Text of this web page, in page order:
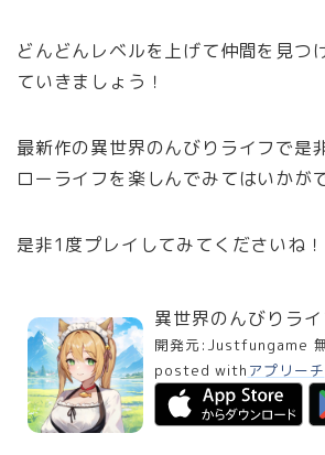
どんどんレベルを上げて仲間を見つ
ていきましょう！
最新作の異世界のんびりライフで是
ローライフを楽しんでみてはいかが
是非1度プレイしてみてくださいね！
異世界のんびりライ
開発元: Justfungame
posted with アプリーチ